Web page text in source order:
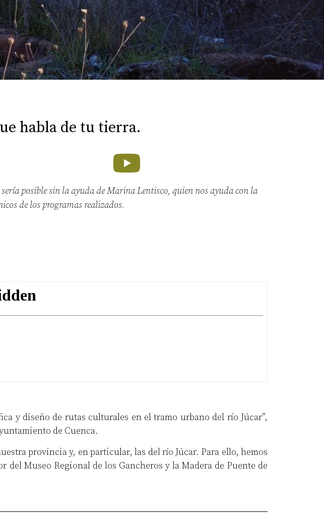
habla de tu tierra.
posible sin la ayuda de Marina Lentisco, quien nos ayuda con la
de los programas realizados.
y diseño de rutas culturales en el tramo urbano del río Júcar”,
de Cuenca.
provincia y, en particular, las del río Júcar. Para ello, hemos
Museo Regional de los Gancheros y la Madera de Puente de